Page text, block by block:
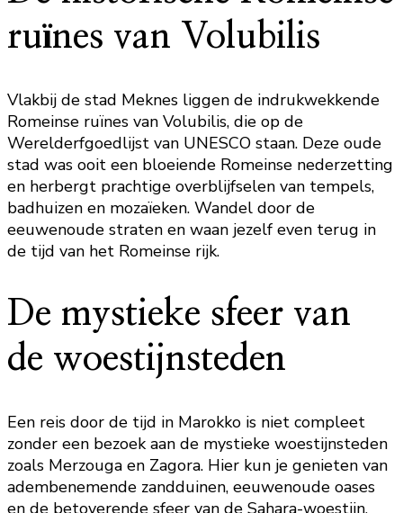
ruïnes van Volubilis
Vlakbij de stad Meknes liggen de indrukwekkende
Romeinse ruïnes van Volubilis, die op de
Werelderfgoedlijst van UNESCO staan. Deze oude
stad was ooit een bloeiende Romeinse nederzetting
en herbergt prachtige overblijfselen van tempels,
badhuizen en mozaïeken. Wandel door de
eeuwenoude straten en waan jezelf even terug in
de tijd van het Romeinse rijk.
De mystieke sfeer van
de woestijnsteden
Een reis door de tijd in Marokko is niet compleet
zonder een bezoek aan de mystieke woestijnsteden
zoals Merzouga en Zagora. Hier kun je genieten van
adembenemende zandduinen, eeuwenoude oases